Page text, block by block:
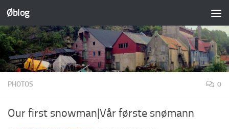
Skip to content
Øblog
PHOTOS 0
Our first snowman|Vår første snømann